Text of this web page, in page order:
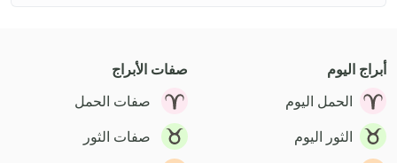
أبراج اليوم
الحمل اليوم
الثور اليوم
صفات الأبراج
صفات الحمل
صفات الثور